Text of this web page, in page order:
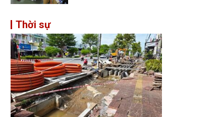
Thời sự